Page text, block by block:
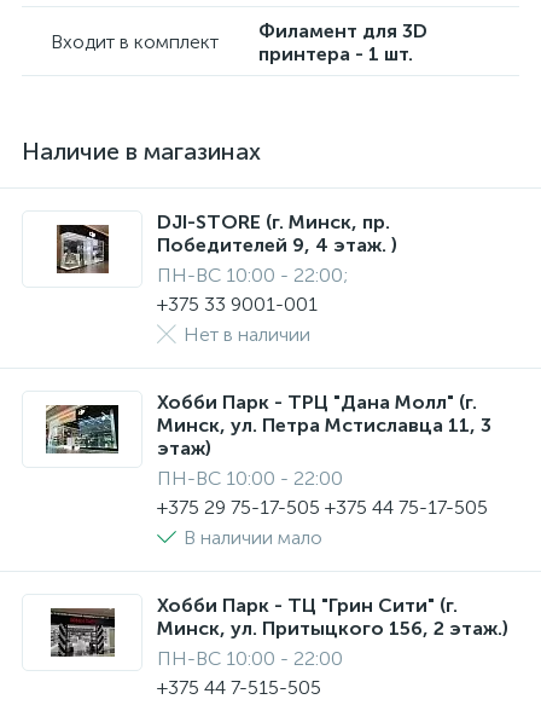
Входит в комплект
Филамент для 3D
принтера - 1 шт.
Наличие в магазинах
DJI-STORE (г. Минск, пр.
Победителей 9, 4 этаж. )
ПН-ВС 10:00 - 22:00;
+375 33 9001-001
Нет в наличии
Хобби Парк - ТРЦ "Дана Молл" (г.
Минск, ул. Петра Мстиславца 11, 3
этаж)
ПН-ВС 10:00 - 22:00
+375 29 75-17-505 +375 44 75-17-505
В наличии мало
Хобби Парк - ТЦ "Грин Сити" (г.
Минск, ул. Притыцкого 156, 2 этаж.)
ПН-ВС 10:00 - 22:00
+375 44 7-515-505